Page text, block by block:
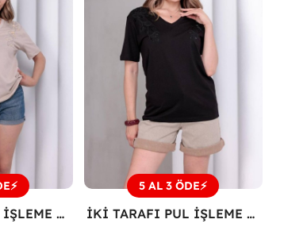
İKİ TARAFI PUL İŞLEME ÇİÇEKLİ TİŞÖRT Bej
5 AL 3 ÖDE⚡
İKİ TARAFI PUL İŞLEME ÇİÇEKLİ TİŞÖRT Siyah